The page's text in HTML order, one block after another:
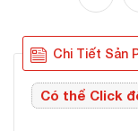
Chi Tiết Sản
Có thể Click